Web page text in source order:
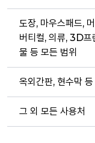
도장, 마우스패드,
버티컬, 의류, 3D프
물 등 모든 범위
옥외간판, 현수막
그 외 모든 사용처